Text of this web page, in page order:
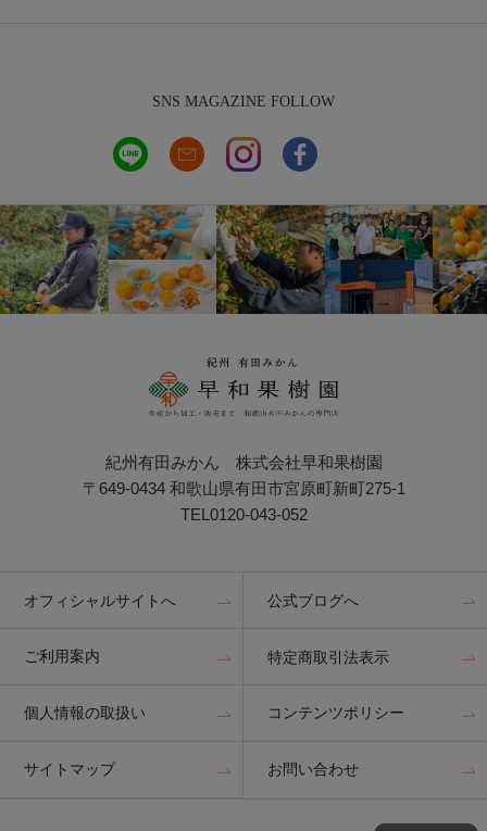
SNS MAGAZINE FOLLOW
紀州有田みかん 株式会社早和果樹園
〒649-0434 和歌山県有田市宮原町新町275-1
TEL0120-043-052
オフィシャルサイトへ 公式ブログへ
ご利用案内 特定商取引法表示
個人情報の取扱い コンテンツポリシー
サイトマップ お問い合わせ